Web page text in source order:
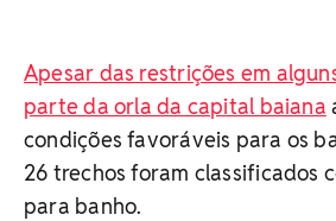
Apesar das restrições em
parte da orla da capital baiana
condições favoráveis para os
26 trechos foram classificados
para banho.